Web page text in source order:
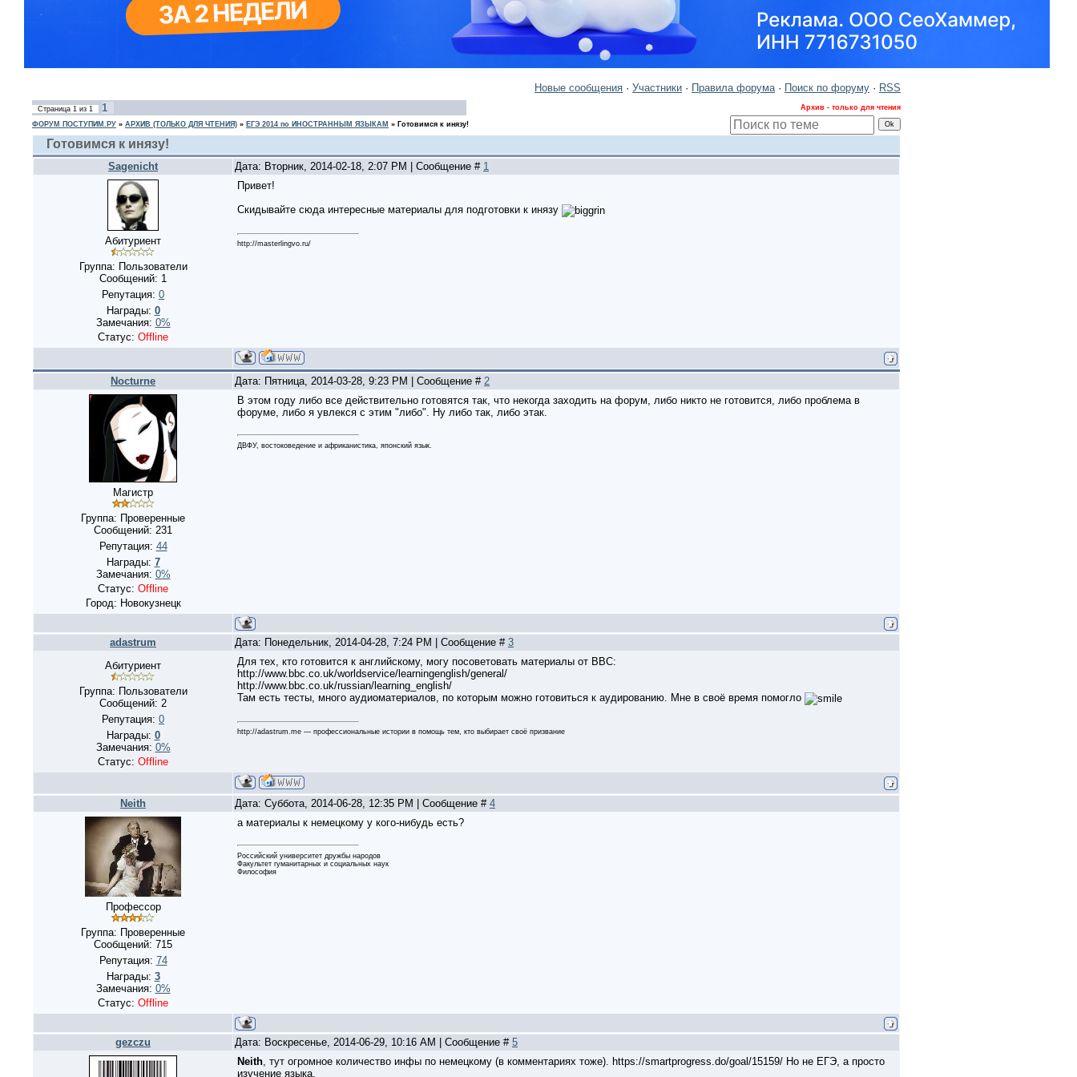
Новые сообщения · Участники · Правила форума· Поиск по форуму · RSS
Страница 1 из 1 1 Архив - только для чтения
ФОРУМ ПОСТУПИМ.РУ » АРХИВ (ТОЛЬКО ДЛЯ ЧТЕНИЯ) » ЕГЭ 2014 по ИНОСТРАННЫМ ЯЗЫКАМ » Готовимся к инязу!
Готовимся к инязу!
Sagenicht Дата: Вторник, 2014-02-18, 2:07 PM | Сообщение # 1
Абитуриент
Группа: Пользователи
Сообщений: 1
Репутация: 0
Награды: 0
Замечания: 0%
Статус: Offline
Привет!
Скидывайте сюда интересные материалы для подготовки к инязу
http://masterlingvo.ru/
Nocturne Дата: Пятница, 2014-03-28, 9:23 PM | Сообщение # 2
Магистр
Группа: Проверенные
Сообщений: 231
Репутация: 44
Награды: 7
Замечания: 0%
Статус: Offline
Город: Новокузнецк
В этом году либо все действительно готовятся так, что некогда заходить на форум, либо никто не готовится, либо проблема в
форуме, либо я увлекся с этим "либо". Ну либо так, либо этак.
ДВФУ, востоковедение и африканистика, японский язык.
adastrum Дата: Понедельник, 2014-04-28, 7:24 PM | Сообщение # 3
Абитуриент
Группа: Пользователи
Сообщений: 2
Репутация: 0
Награды: 0
Замечания: 0%
Статус: Offline
Для тех, кто готовится к английскому, могу посоветовать материалы от BBC:
http://www.bbc.co.uk/worldservice/learningenglish/general/
http://www.bbc.co.uk/russian/learning_english/
Там есть тесты, много аудиоматериалов, по которым можно готовиться к аудированию. Мне в своё время помогло
http://adastrum.me — профессиональные истории в помощь тем, кто выбирает своё призвание
Neith Дата: Суббота, 2014-06-28, 12:35 PM | Сообщение # 4
Профессор
Группа: Проверенные
Сообщений: 715
Репутация: 74
Награды: 3
Замечания: 0%
Статус: Offline
а материалы к немецкому у кого-нибудь есть?
Российский университет дружбы народов
Факультет гуманитарных и социальных наук
Философия
gezczu Дата: Воскресенье, 2014-06-29, 10:16 AM | Сообщение # 5
Neith, тут огромное количество инфы по немецкому (в комментариях тоже). https://smartprogress.do/goal/15159/ Но не ЕГЭ, а просто
изучение языка.